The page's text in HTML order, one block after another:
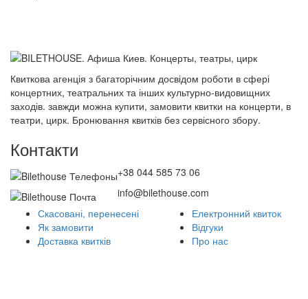
Квиткова агенція з багаторічним досвідом роботи в сфері
концертних, театральних та інших культурно-видовищних
заходів. завжди можна купити, замовити квитки на концерти, в
театри, цирк. Бронювання квитків без сервісного збору.
Контакти
+38 044 585 73 06
info@bilethouse.com
Скасовані, перенесені
Як замовити
Доставка квитків
Електронний квиток
Відгуки
Про нас